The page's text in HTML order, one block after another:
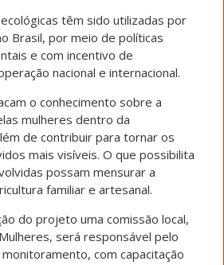
têm sido utilizadas por
Brasil, por meio de políticas
e com incentivo de
nacional e internacional.
o conhecimento sobre a
mulheres dentro da
de contribuir para tornar os
mais visíveis. O que possibilita
possam mensurar a
familiar e artesanal.
do projeto uma comissão local,
será responsável pelo
com capacitação